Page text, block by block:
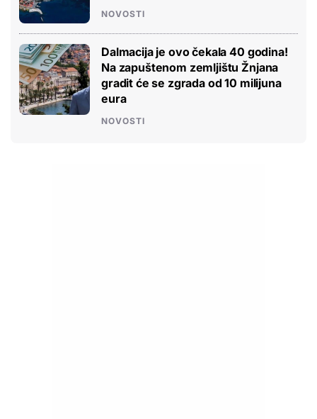
NOVOSTI
Dalmacija je ovo čekala 40 godina!
Na zapuštenom zemljištu Žnjana
gradit će se zgrada od 10 milijuna
eura
NOVOSTI